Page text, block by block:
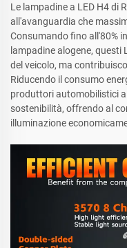
Le lampadine a LED H4 di
all'avanguardia che
Consumando fino all'80%
lampadine alogene, questi
del veicolo, ma
Riducendo il consumo
produttori automobilistici
sostenibilità, offrendo al
illuminazione